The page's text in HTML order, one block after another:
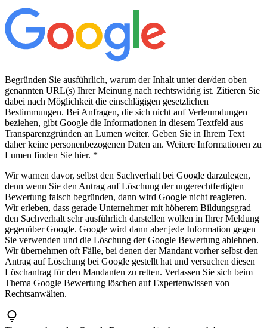
Begründen Sie ausführlich, warum der Inhalt unter der/den oben
genannten URL(s) Ihrer Meinung nach rechtswidrig ist. Zitieren Sie
dabei nach Möglichkeit die einschlägigen gesetzlichen
Bestimmungen. Bei Anfragen, die sich nicht auf Verleumdungen
beziehen, gibt Google die Informationen in diesem Textfeld aus
Transparenzgründen an Lumen weiter. Geben Sie in Ihrem Text
daher keine personenbezogenen Daten an. Weitere Informationen zu
Lumen finden Sie hier. *
Wir warnen davor, selbst den Sachverhalt bei Google darzulegen,
denn wenn Sie den Antrag auf Löschung der ungerechtfertigten
Bewertung falsch begründen, dann wird Google nicht reagieren.
Wir erleben, dass gerade Unternehmer mit höherem Bildungsgrad
den Sachverhalt sehr ausführlich darstellen wollen in Ihrer Meldung
gegenüber Google. Google wird dann aber jede Information gegen
Sie verwenden und die Löschung der Google Bewertung ablehnen.
Wir übernehmen oft Fälle, bei denen der Mandant vorher selbst den
Antrag auf Löschung bei Google gestellt hat und versuchen diesen
Löschantrag für den Mandanten zu retten. Verlassen Sie sich beim
Thema Google Bewertung löschen auf Expertenwissen von
Rechtsanwälten.